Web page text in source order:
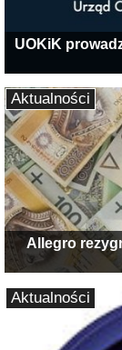
UOKiK
Allegro
Aktualności
Aktualności